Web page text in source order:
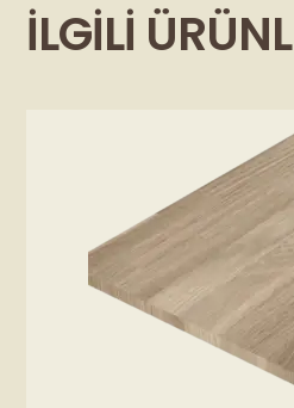
İLGILI